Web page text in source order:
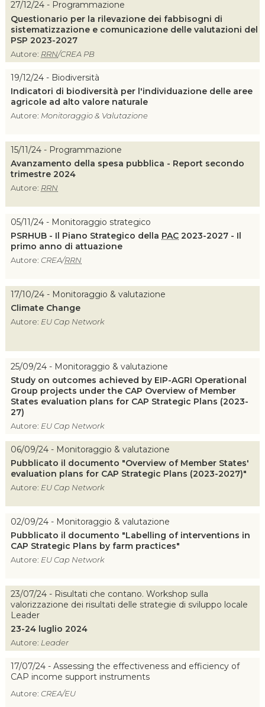
27/12/24 - Programmazione
Questionario per la rilevazione dei fabbisogni di
sistematizzazione e comunicazione delle valutazioni del
PSP 2023-2027
Autore: RRN/CREA PB
19/12/24 - Biodiversità
Indicatori di biodiversità per l'individuazione delle aree
agricole ad alto valore naturale
Autore: Monitoraggio & Valutazione
15/11/24 - Programmazione
Avanzamento della spesa pubblica - Report secondo
trimestre 2024
Autore: RRN
05/11/24 - Monitoraggio strategico
PSRHUB - Il Piano Strategico della PAC 2023-2027 - Il
primo anno di attuazione
Autore: CREA/RRN
17/10/24 - Monitoraggio & valutazione
Climate Change
Autore: EU Cap Network
25/09/24 - Monitoraggio & valutazione
Study on outcomes achieved by EIP-AGRI Operational
Group projects under the CAP Overview of Member
States evaluation plans for CAP Strategic Plans (2023-
27)
Autore: EU Cap Network
06/09/24 - Monitoraggio & valutazione
Pubblicato il documento "Overview of Member States'
evaluation plans for CAP Strategic Plans (2023-2027)"
Autore: EU Cap Network
02/09/24 - Monitoraggio & valutazione
Pubblicato il documento "Labelling of interventions in
CAP Strategic Plans by farm practices"
Autore: EU Cap Network
23/07/24 - Risultati che contano. Workshop sulla
valorizzazione dei risultati delle strategie di sviluppo locale
Leader
23-24 luglio 2024
Autore: Leader
17/07/24 - Assessing the effectiveness and efficiency of
CAP income support instruments
Autore: CREA/EU